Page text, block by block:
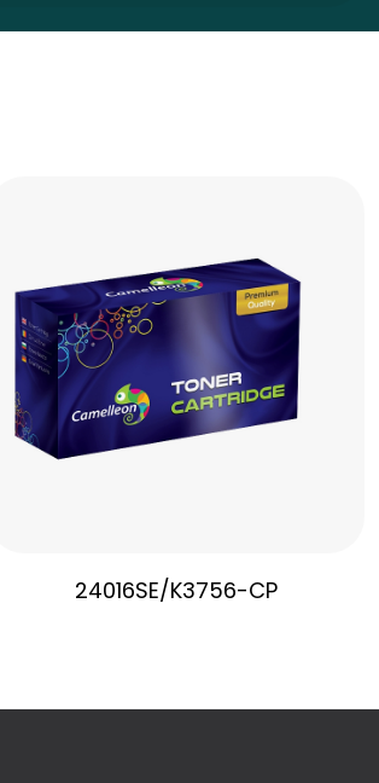
24016SE/K3756-CP